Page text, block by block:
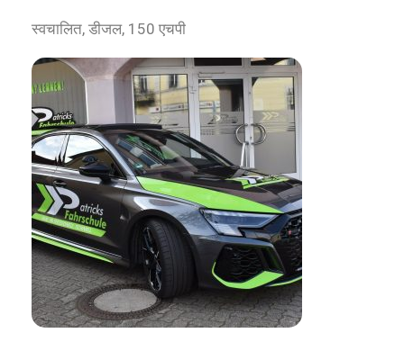
स्वचालित, डीजल, 150 एचपी